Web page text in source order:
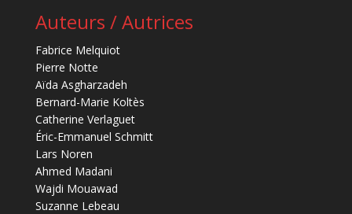
Auteurs / Autrices
Fabrice Melquiot
Pierre Notte
Aïda Asgharzadeh
Bernard-Marie Koltès
Catherine Verlaguet
Éric-Emmanuel Schmitt
Lars Noren
Ahmed Madani
Wajdi Mouawad
Suzanne Lebeau